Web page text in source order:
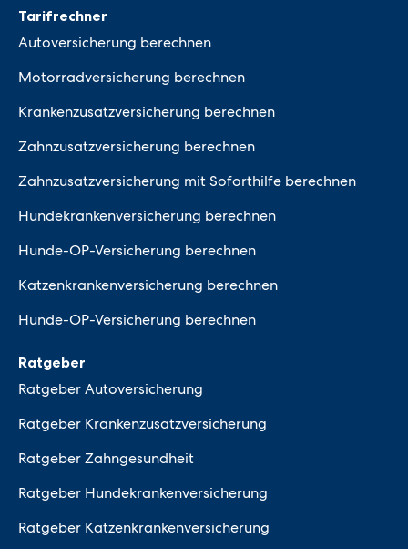
Tarifrechner
Autoversicherung berechnen
Motorradversicherung berechnen
Krankenzusatzversicherung berechnen
Zahnzusatzversicherung berechnen
Zahnzusatzversicherung mit Soforthilfe berechnen
Hundekrankenversicherung berechnen
Hunde-OP-Versicherung berechnen
Katzenkrankenversicherung berechnen
Hunde-OP-Versicherung berechnen
Ratgeber
Ratgeber Autoversicherung
Ratgeber Krankenzusatzversicherung
Ratgeber Zahngesundheit
Ratgeber Hundekrankenversicherung
Ratgeber Katzenkrankenversicherung